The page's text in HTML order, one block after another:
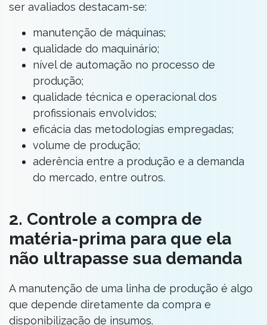
ser avaliados destacam-se:
manutenção de máquinas;
qualidade do maquinário;
nível de automação no processo de
produção;
qualidade técnica e operacional dos
profissionais envolvidos;
eficácia das metodologias empregadas;
volume de produção;
aderência entre a produção e a demanda
do mercado, entre outros.
2. Controle a compra de
matéria-prima para que ela
não ultrapasse sua demanda
A manutenção de uma linha de produção é algo
que depende diretamente da compra e
disponibilização de insumos.